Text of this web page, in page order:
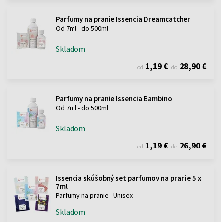
Parfumy na pranie Issencia Dreamcatcher
Od 7ml - do 500ml
Skladom
od 1,19 € do 28,90 €
Parfumy na pranie Issencia Bambino
Od 7ml - do 500ml
Skladom
od 1,19 € do 26,90 €
Issencia skúšobný set parfumov na pranie 5 x
7ml
Parfumy na pranie - Unisex
Skladom